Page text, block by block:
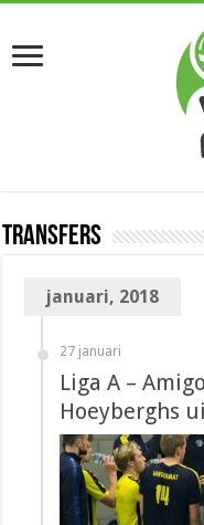
Transfers
januari, 2018
27 januari
Liga A –
Hoeyberghs